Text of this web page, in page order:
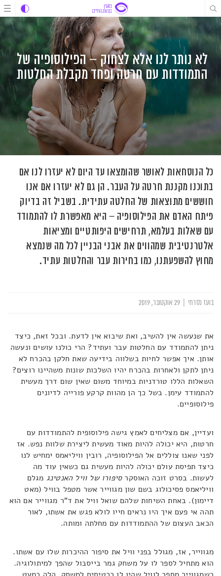
דלג
לתוכן
דלג
לתוכן
דלג
לניווט
לא נותר לנו אלא לצחוק – הפילוסופיה של
התמודדות עם חרטה ופחד מקבלת החלטות
כל הנוסחאות לאושר שהומצאו עד היום לא יעזרו לנו אם
בתוכנו מקננת חרטה על העבר. הן גם לא יעזרו אם אנו
חוששים מתוצאות של החלטה עתידית. בשביל זה בדיוק
פיתח האדם את הפילוסופיה – היא מאפשרת לו להתמודד
עם שאלות בעלמא, תרחישים היפותטיים ומציאות
אלטרנטיבית שמהווים את אבני הבניין לכל מה שנמצא
מחוץ להשפעתנו, כמו בחירות עבר והחלטות עתיד.
בועז מזרחי
את שנעשה אין להשיב, ואת שיבוא אין לדעת. ובכל זאת, כיצד
ניתן להתמודד עם החלטות עבר ועתיד? הרי כולנו עושים ונעשה
אותן. איך אפשר לחיות בשלווה בידיעה שאת חלקן בהכרח לא
ניתן לתקן ולאחרות בהכרח יהיו השלכות שונות משהיינו רוצים?
השאלות הללו טורדניות במיוחד משום שאין שום דרך מעשית
להתמודד עימן. בשל כך הן מהוות קרקע פורייה לדיונים
פילוסופיים.
ועדיין, אם מצליחים לאמץ גישה פילוסופית להתמודדות עם
חרטות, היא יכולה להיות מאוד מעשית ליצירת שלוות נפש. אז
לפני שאנו צוללים אל הפילוסופיה, רובין וויליאמס ימחיש לנו
כיצד תפיסת עולם יכולה להיות מעשית גם כשאין עוד מה
לעשות. בסרט זוכה האוסקרסיפורו של וויל האנטינג מגלם
וויליאמס פסיכולוג בשם שון מגווייר אשר מטפל בוויל (מאט
דיימון). באחת השיחות שלהם שואל וויל את ד"ר מגווייר אם הוא
תהה אי פעם איך היו נראים חייו לולא פגש את אשתו, לאור
הכאב העצום של ההתמודדות עם מחלתה ומותה.
מגווייר, אז, מגולל בפני וויל את סיפור ההיכרות שלו עם אשתו.
הוא מתחיל לספר לו על משחק גמר בייסבול שהפך למיתולוגיה.